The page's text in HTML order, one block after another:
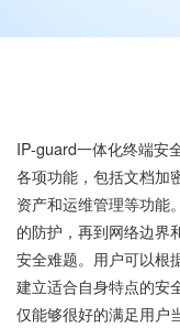
IP-guard一体化终端安
各项功能，包括文档加
资产和运维管理等功能
的防护，再到网络边界
安全难题。用户可以根
建立适合自身特点的安
仅能够很好的满足用户